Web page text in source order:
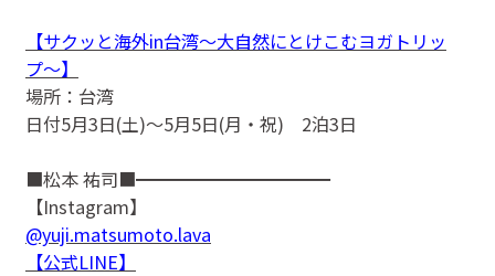
【サクッと海外in台湾〜大自然にとけこむヨガトリッ
プ〜】
場所：台湾
日付5月3日(土)〜5月5日(月・祝) 2泊3日
■松本 祐司■━━━━━━━━━━━
【Instagram】
@yuji.matsumoto.lava
【公式LINE】